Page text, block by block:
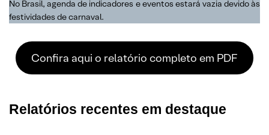
No Brasil, agenda de indicadores e eventos estará vazia devido às
festividades de carnaval.
Confira aqui o relatório completo em PDF
Relatórios recentes em destaque